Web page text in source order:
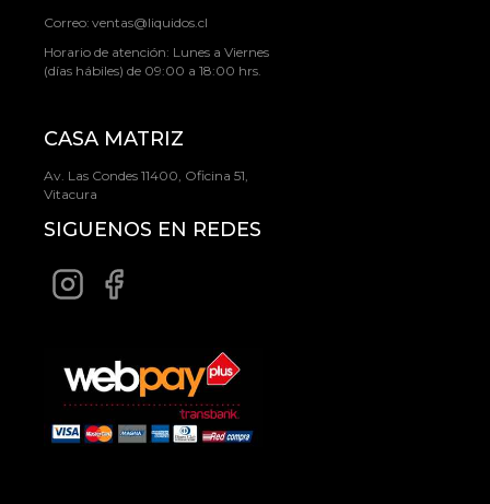
Correo: ventas@liquidos.cl
Horario de atención: Lunes a Viernes
(días hábiles) de 09:00 a 18:00 hrs.
CASA MATRIZ
Av. Las Condes 11400, Oficina 51,
Vitacura
SIGUENOS EN REDES